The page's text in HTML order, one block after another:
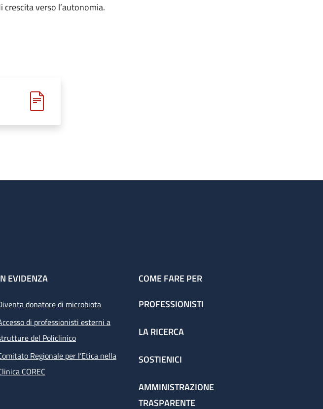
verso l’autonomia.
EVIDENZA
donatore di microbiota
di professionisti esterni a
del Policlinico
Regionale per l’Etica nella
COREC
COME FARE PER
PROFESSIONISTI
LA RICERCA
SOSTIENICI
AMMINISTRAZIONE
TRASPARENTE